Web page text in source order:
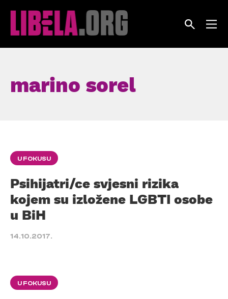
marino sorel
U FOKUSU
Psihijatri/ce svjesni rizika
kojem su izložene LGBTI osobe
u BiH
14.10.2017.
U FOKUSU